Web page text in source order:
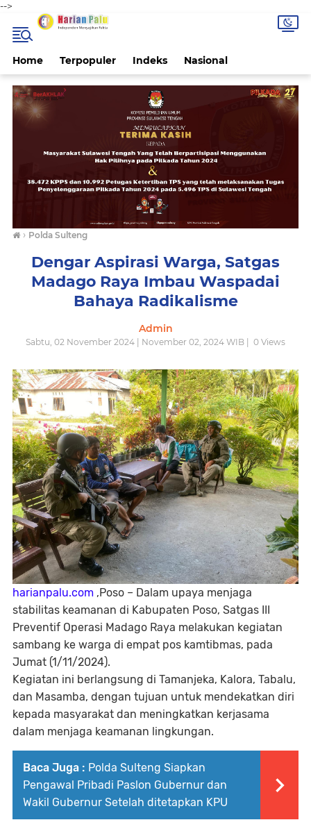
-->
Home Terpopuler Indeks Nasional
› Polda Sulteng
Dengar Aspirasi Warga, Satgas
Madago Raya Imbau Waspadai
Bahaya Radikalisme
Admin
Sabtu, 02 November 2024 | November 02, 2024 WIB | 0 Views
harianpalu.com ,Poso – Dalam upaya menjaga
stabilitas keamanan di Kabupaten Poso, Satgas III
Preventif Operasi Madago Raya melakukan kegiatan
sambang ke warga di empat pos kamtibmas, pada
Jumat (1/11/2024).
Kegiatan ini berlangsung di Tamanjeka, Kalora, Tabalu,
dan Masamba, dengan tujuan untuk mendekatkan diri
kepada masyarakat dan meningkatkan kerjasama
dalam menjaga keamanan lingkungan.
Baca Juga : Polda Sulteng Siapkan
Pengawal Pribadi Paslon Gubernur dan
Wakil Gubernur Setelah ditetapkan KPU